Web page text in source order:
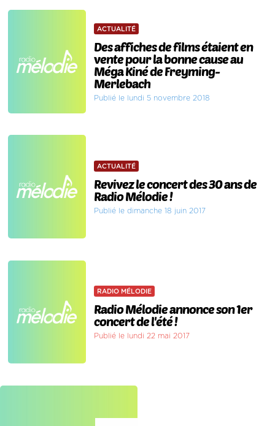
ACTUALITÉ
Des affiches de films étaient en
vente pour la bonne cause au
Méga Kiné de Freyming-
Merlebach
Publié le lundi 5 novembre 2018
ACTUALITÉ
Revivez le concert des 30 ans de
Radio Mélodie !
Publié le dimanche 18 juin 2017
RADIO MÉLODIE
Radio Mélodie annonce son 1er
concert de l'été !
Publié le lundi 22 mai 2017